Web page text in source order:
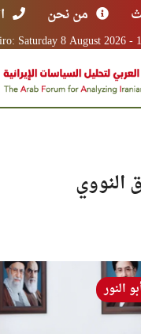
من نحن
Saturday 8 August 2026 -
النووي
النور